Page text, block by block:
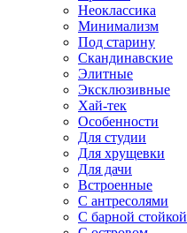
Неоклассика
Минимализм
Под старину
Скандинавские
Элитные
Эксклюзивные
Хай-тек
Особенности
Для студии
Для хрущевки
Для дачи
Встроенные
С антресолями
С барной стойкой